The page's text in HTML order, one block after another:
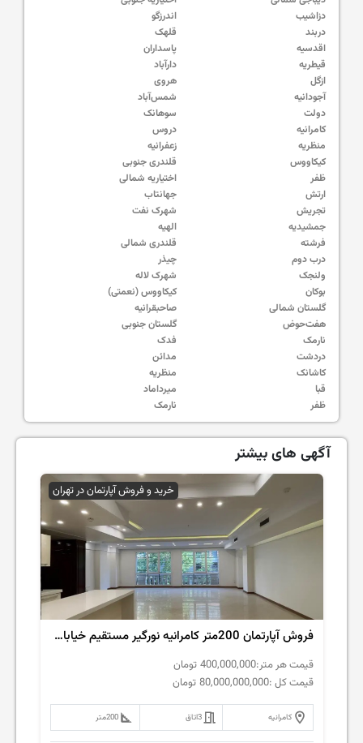
دزاشیب
اندرزگو
دربند
قلهک
اقدسیه
پاسداران
قیطریه
دارآباد
ازگل
هروی
آجودانیه
شمس‌آباد
دولت
سوهانک
کامرانیه
دروس
منظریه
زعفرانیه
کیکاووس
قلندری جنوبی
ظفر
اختیاریه شمالی
ارتش
جهانتاب
تجریش
شهرک نفت
جمشیدیه
الهیه
فرشته
قلندری شمالی
درب دوم
چیذر
ولنجک
شهرک لاله
بوکان
کیکاووس (نعمتی)
گلستان شمالی
صاحبقرانیه
هفت‌حوض
گلستان جنوبی
نارمک
فدک
دردشت
مدائن
کاشانک
منظریه
قبا
میرداماد
ظفر
نارمک
آگهی های بیشتر
خرید و فروش آپارتمان در تهران
فروش آپارتمان 200متر کامرانیه نورگیر مستقیم خیابان دنج
قیمت هر متر:400,000,000 تومان
قیمت کل :80,000,000,000 تومان
کامرانیه 3اتاق 200متر